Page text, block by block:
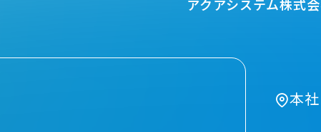
アクアシステム株式
本社